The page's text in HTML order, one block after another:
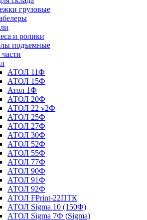
грузовые
и ролики
подъемные
АТОЛ 11Ф
АТОЛ 15Ф
Атол 1Ф
АТОЛ 20Ф
АТОЛ 22 v2Ф
АТОЛ 25Ф
АТОЛ 27Ф
АТОЛ 30Ф
АТОЛ 52Ф
АТОЛ 55Ф
АТОЛ 77Ф
АТОЛ 90Ф
АТОЛ 91Ф
АТОЛ 92Ф
АТОЛ FPrint-22ПТК
АТОЛ Sigma 10 (150Ф)
АТОЛ Sigma 7Ф (Sigma)